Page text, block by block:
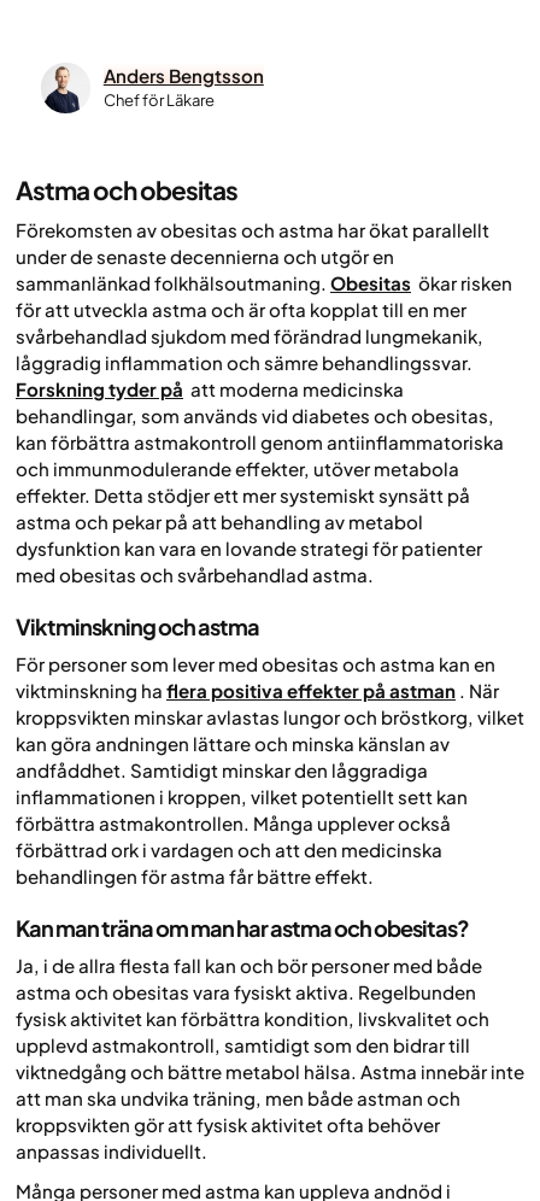
Anders Bengtsson
Chef för Läkare
Astma och obesitas
Förekomsten av obesitas och astma har ökat parallellt
under de senaste decennierna och utgör en
sammanlänkad folkhälsoutmaning. Obesitas ökar risken
för att utveckla astma och är ofta kopplat till en mer
svårbehandlad sjukdom med förändrad lungmekanik,
låggradig inflammation och sämre behandlingssvar.
Forskning tyder på att moderna medicinska
behandlingar, som används vid diabetes och obesitas,
kan förbättra astmakontroll genom antiinflammatoriska
och immunmodulerande effekter, utöver metabola
effekter. Detta stödjer ett mer systemiskt synsätt på
astma och pekar på att behandling av metabol
dysfunktion kan vara en lovande strategi för patienter
med obesitas och svårbehandlad astma.
Viktminskning och astma
För personer som lever med obesitas och astma kan en
viktminskning ha flera positiva effekter på astman . När
kroppsvikten minskar avlastas lungor och bröstkorg, vilket
kan göra andningen lättare och minska känslan av
andfåddhet. Samtidigt minskar den låggradiga
inflammationen i kroppen, vilket potentiellt sett kan
förbättra astmakontrollen. Många upplever också
förbättrad ork i vardagen och att den medicinska
behandlingen för astma får bättre effekt.
Kan man träna om man har astma och obesitas?
Ja, i de allra flesta fall kan och bör personer med både
astma och obesitas vara fysiskt aktiva. Regelbunden
fysisk aktivitet kan förbättra kondition, livskvalitet och
upplevd astmakontroll, samtidigt som den bidrar till
viktnedgång och bättre metabol hälsa. Astma innebär inte
att man ska undvika träning, men både astman och
kroppsvikten gör att fysisk aktivitet ofta behöver
anpassas individuellt.
Många personer med astma kan uppleva andnöd i